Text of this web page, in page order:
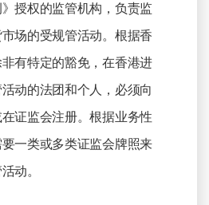
》授权的监管机构，负责监
场的受规管活动。根据香
有特定的豁免，在香港进
动的法团和个人，必须向
证监会注册。根据业务性
一类或多类证监会牌照来
动。